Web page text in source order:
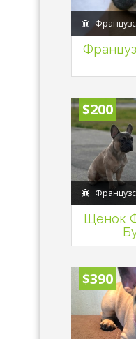
$200
Щенок
$390